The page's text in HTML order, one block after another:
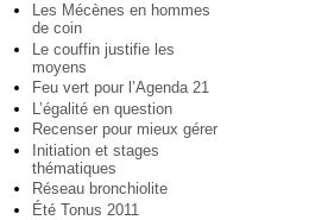
Les Mécènes en hommes
de coin
Le couffin justifie les
moyens
Feu vert pour l’Agenda 21
L’égalité en question
Recenser pour mieux gérer
Initiation et stages
thématiques
Réseau bronchiolite
Été Tonus 2011